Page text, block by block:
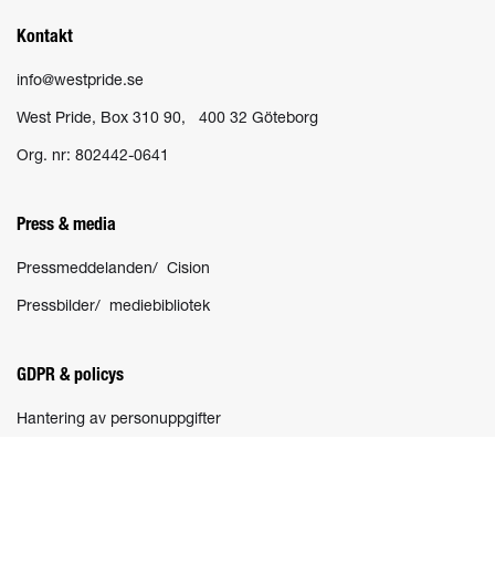
Kontakt
info@westpride.se
West Pride, Box 310 90, 400 32 Göteborg
Org. nr: 802442-0641
Press & media
Pressmeddelanden/ Cision
Pressbilder/ mediebibliotek
GDPR & policys
Hantering av personuppgifter